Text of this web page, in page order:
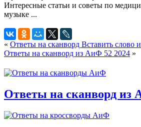
« Ответы на сканворд Вставить слово
Ответы на сканворд из АиФ 52 2024 »
Ответы на сканворд из